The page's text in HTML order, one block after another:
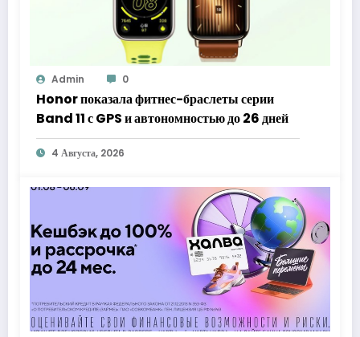
Admin 0
Honor показала фитнес-браслеты серии
Band 11 с GPS и автономностью до 26 дней
4 Августа, 2026